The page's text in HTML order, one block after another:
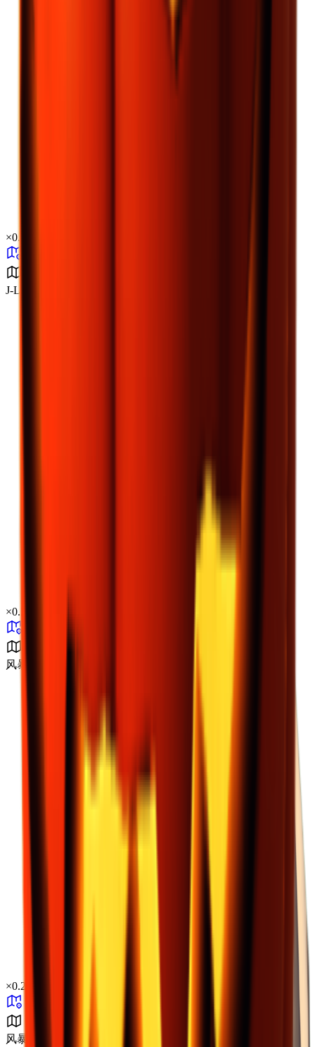
×0.37
J-Lab实验室
×0.29
风暴区 B4
×0.21
风暴区 B2